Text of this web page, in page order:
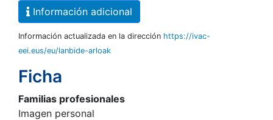
Información adicional
Información actualizada en la dirección https://ivac-
eei.eus/eu/lanbide-arloak
Ficha
Familias profesionales
Imagen personal